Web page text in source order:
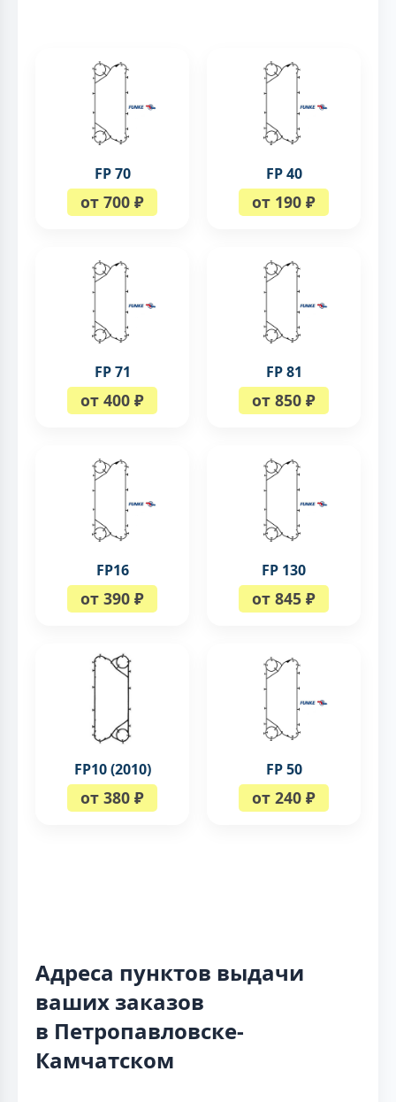
FP 70
от 700 ₽
FP 40
от 190 ₽
FP 71
от 400 ₽
FP 81
от 850 ₽
FP16
от 390 ₽
FP 130
от 845 ₽
FP10 (2010)
от 380 ₽
FP 50
от 240 ₽
Адреса пунктов выдачи
ваших заказов
в Петропавловске-
Камчатском